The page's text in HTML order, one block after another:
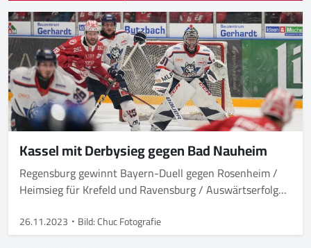
Kassel mit Derbysieg gegen Bad Nauheim
Regensburg gewinnt Bayern-Duell gegen Rosenheim /
Heimsieg für Krefeld und Ravensburg / Auswärtserfolg
26.11.2023 Bild: Chuc Fotografie